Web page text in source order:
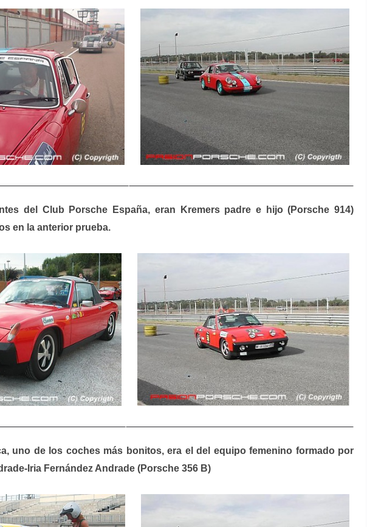
del Club Porsche España, eran Kremers padre e hijo (Porsche 914)
en la anterior prueba.
uno de los coches más bonitos, era el del equipo femenino formado por
Iria Fernández Andrade (Porsche 356 B)